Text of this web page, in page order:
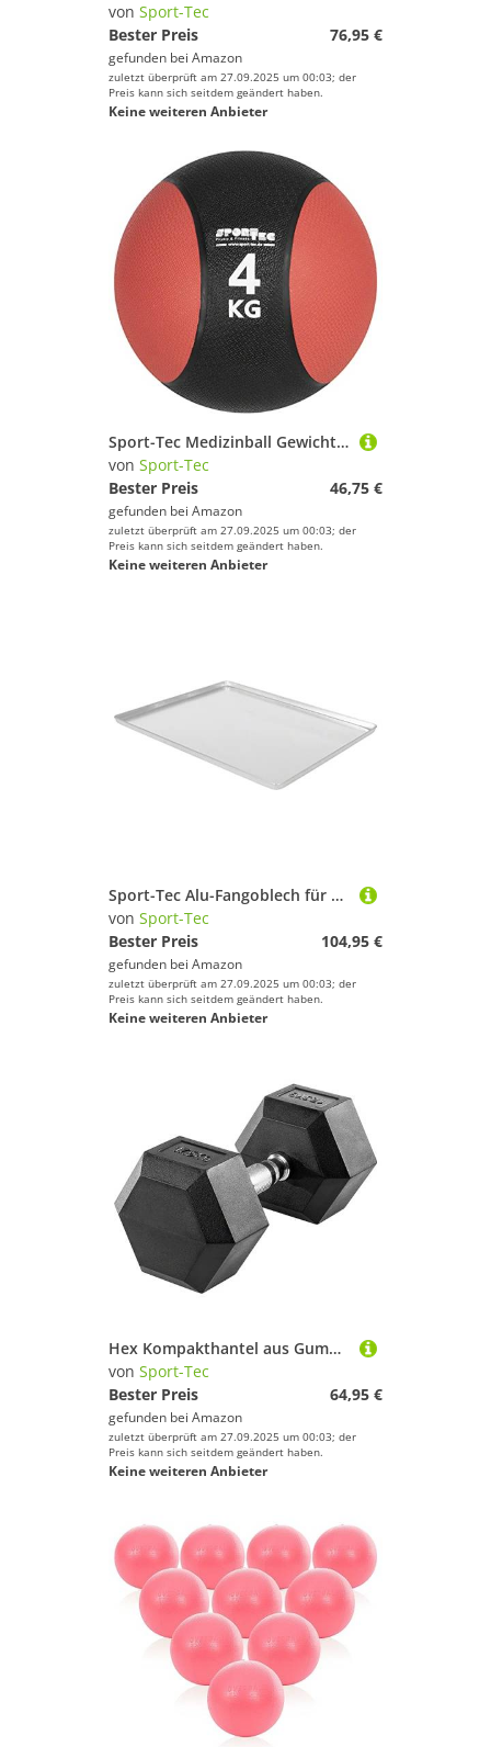
von Sport-Tec
Bester Preis
76,95 €
gefunden bei Amazon
zuletzt überprüft am 27.09.2025 um 00:03; der
Preis kann sich seitdem geändert haben.
Keine weiteren Anbieter
Sport-Tec Medizinball Gewichtsball Trainingsball ø 23 cm, 4 kg, rot
von Sport-Tec
Bester Preis
46,75 €
gefunden bei Amazon
zuletzt überprüft am 27.09.2025 um 00:03; der
Preis kann sich seitdem geändert haben.
Keine weiteren Anbieter
Sport-Tec Alu-Fangoblech für Warmhalteschrank WT 5070-14 und FW 5070 N, 68x46 cm
von Sport-Tec
Bester Preis
104,95 €
gefunden bei Amazon
zuletzt überprüft am 27.09.2025 um 00:03; der
Preis kann sich seitdem geändert haben.
Keine weiteren Anbieter
Hex Kompakthantel aus Gummi, 17,5 kg, Hexagon-Hantel
von Sport-Tec
Bester Preis
64,95 €
gefunden bei Amazon
zuletzt überprüft am 27.09.2025 um 00:03; der
Preis kann sich seitdem geändert haben.
Keine weiteren Anbieter